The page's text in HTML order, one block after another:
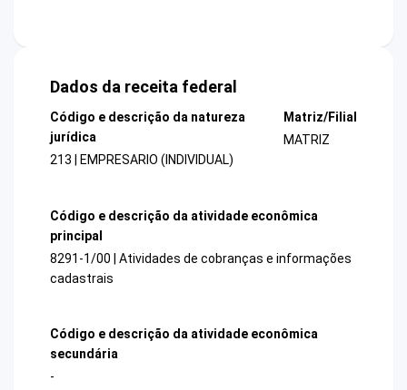
Dados da receita federal
Código e descrição da natureza
jurídica
213 | EMPRESARIO (INDIVIDUAL)
Matriz/Filial
MATRIZ
Código e descrição da atividade econômica
principal
8291-1/00 | Atividades de cobranças e informações
cadastrais
Código e descrição da atividade econômica
secundária
-